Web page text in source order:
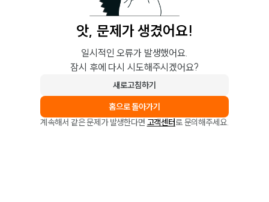
앗, 문제가 생겼어요!
일시적인 오류가 발생했어요.
잠시 후에 다시 시도해주시겠어요?
새로고침하기
홈으로 돌아가기
계속해서 같은 문제가 발생한다면 고객센터로 문의해주세요.